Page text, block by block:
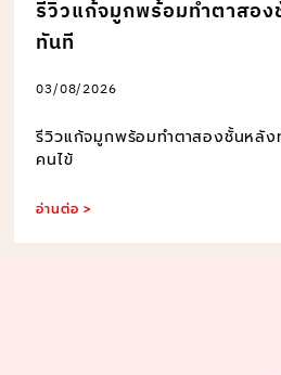
รีวิวแก้จมูกพร้อมทำตาสอง
ทันที
03/08/2026
รีวิวแก้จมูกพร้อมทำตาสองชั้นหลัง
คนไข้
อ่านต่อ >